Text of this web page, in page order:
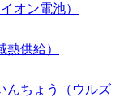
オン電池）
供給）
んちょう（ウルズ